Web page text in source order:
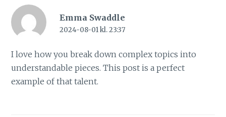
Emma Swaddle
2024-08-01 kl. 23:37
I love how you break down complex topics into
understandable pieces. This post is a perfect
example of that talent.